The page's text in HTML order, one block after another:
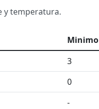
y temperatura.
Minimo
3
0
-